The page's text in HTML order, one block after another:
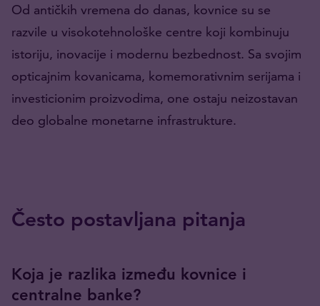
Od antičkih vremena do danas, kovnice su se
razvile u visokotehnološke centre koji kombinuju
istoriju, inovacije i modernu bezbednost. Sa svojim
opticajnim kovanicama, komemorativnim serijama i
investicionim proizvodima, one ostaju neizostavan
deo globalne monetarne infrastrukture.
Često postavljana pitanja
Koja je razlika između kovnice i
centralne banke?